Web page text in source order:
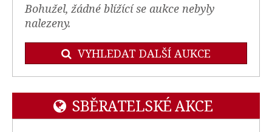
Bohužel, žádné blížící se aukce nebyly
nalezeny.
VYHLEDAT DALŠÍ AUKCE
SBĚRATELSKÉ AKCE